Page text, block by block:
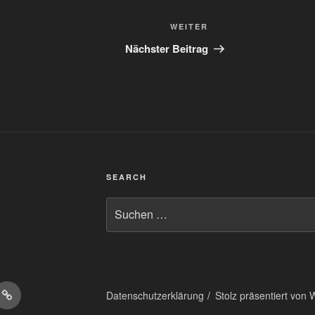
Beitrag
WEITER
Nächster Beitrag
SEARCH
nach:
Matrix Datenschutzerklärung Stolz präsentiert von